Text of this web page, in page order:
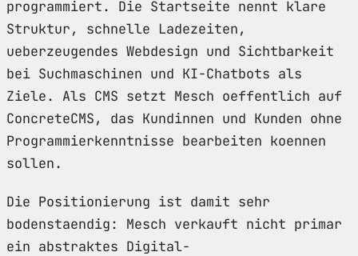
programmiert. Die Startseite nennt klare
Struktur, schnelle Ladezeiten,
ueberzeugendes Webdesign und Sichtbarkeit
bei Suchmaschinen und KI-Chatbots als
Ziele. Als CMS setzt Mesch oeffentlich auf
ConcreteCMS, das Kundinnen und Kunden ohne
Programmierkenntnisse bearbeiten koennen
sollen.
Die Positionierung ist damit sehr
bodenstaendig: Mesch verkauft nicht primar
ein abstraktes Digital-